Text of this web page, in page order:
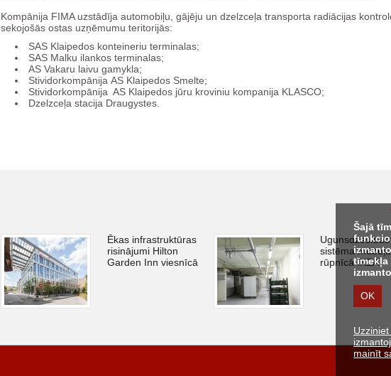
Šajā
tīmekļa
OK
mainīt
Kompānija FIMA uzstādīja automobiļu, gājēju un dzelzceļa transporta radiācijas
sekojošās ostas uzņēmumu teritorijās:
SAS Klaipedos konteineriu terminalas;
SAS Malku ilankos terminalas;
АS Vakaru laivu gamykla;
Stividorkompānija АS Klaipedos Smelte;
Stividorkompānija AS Klaipedos jūru kroviniu kompanija KLASCO;
Dzelzceļa stacija Draugystes.
Ēkas infrastruktūras
risinājumi Hilton
Garden Inn viesnīcā
Ugunsdzēsības
sistēma
rūpnīcā IKEA